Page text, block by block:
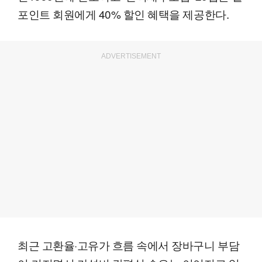
포인트 회원에게 40% 할인 혜택을 제공한다.
ADVERTISEMENT
최근 고환율·고유가 흐름 속에서 장바구니 부담